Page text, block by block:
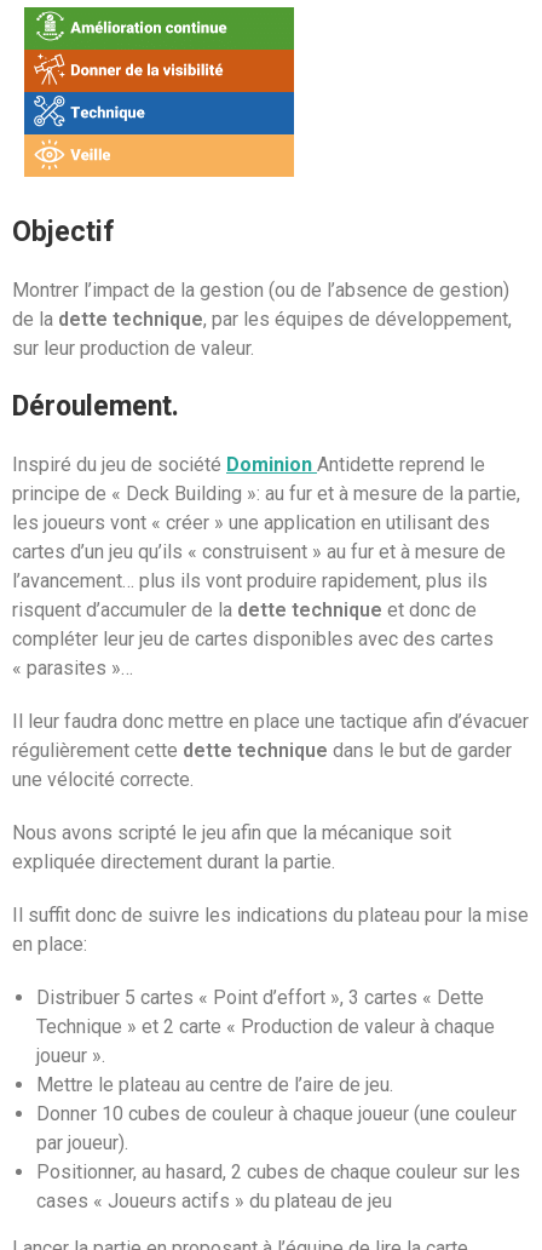
Objectif
Montrer l’impact de la gestion (ou de l’absence de gestion)
de la dette technique, par les équipes de développement,
sur leur production de valeur.
Déroulement.
Inspiré du jeu de société Dominion Antidette reprend le
principe de « Deck Building »: au fur et à mesure de la partie,
les joueurs vont « créer » une application en utilisant des
cartes d’un jeu qu’ils « construisent » au fur et à mesure de
l’avancement… plus ils vont produire rapidement, plus ils
risquent d’accumuler de la dette technique et donc de
compléter leur jeu de cartes disponibles avec des cartes
« parasites »…
Il leur faudra donc mettre en place une tactique afin d’évacuer
régulièrement cette dette technique dans le but de garder
une vélocité correcte.
Nous avons scripté le jeu afin que la mécanique soit
expliquée directement durant la partie.
Il suffit donc de suivre les indications du plateau pour la mise
en place:
Distribuer 5 cartes « Point d’effort », 3 cartes « Dette
Technique » et 2 carte « Production de valeur à chaque
joueur ».
Mettre le plateau au centre de l’aire de jeu.
Donner 10 cubes de couleur à chaque joueur (une couleur
par joueur).
Positionner, au hasard, 2 cubes de chaque couleur sur les
cases « Joueurs actifs » du plateau de jeu